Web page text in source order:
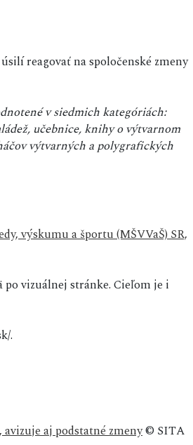
reagovať na spoločenské zmeny
v siedmich kategóriách:
učebnice, knihy o výtvarnom
výtvarných a polygrafických
výskumu a športu (MŠVVaŠ) SR,
vizuálnej stránke. Cieľom je i
.
aj podstatné zmeny© SITA